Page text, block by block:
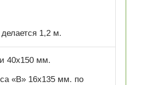
1,2 м.
40х150 мм.
«В» 16х135 мм. по